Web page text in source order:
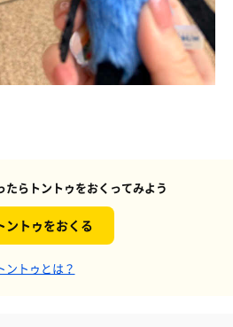
たらトントゥをおくってみよう
ントゥをおくる
ントゥとは？